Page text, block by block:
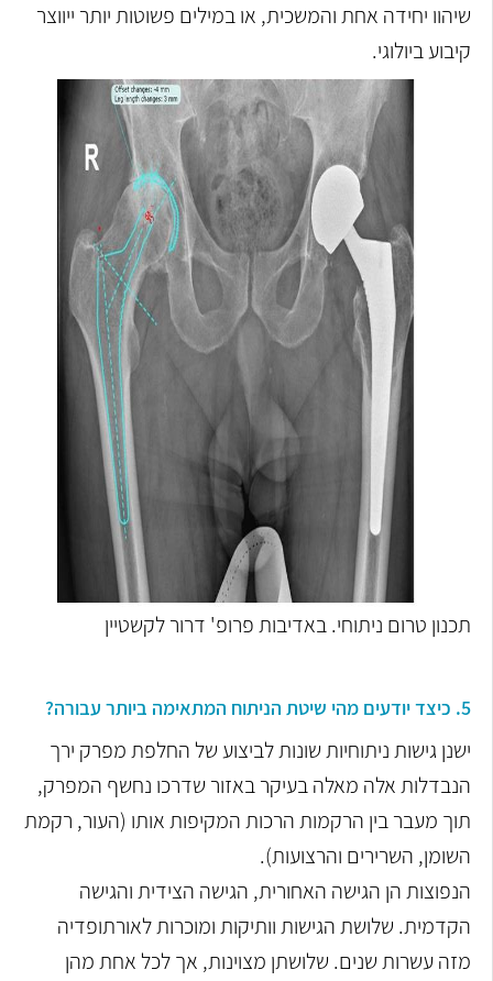
שיהוו יחידה אחת והמשכית, או במילים פשוטות יותר ייווצר
קיבוע ביולוגי.
תכנון טרום ניתוחי. באדיבות פרופ' דרור לקשטיין
​​​​​​​5. כיצד יודעים מהי שיטת הניתוח המתאימה ביותר עבורה?
ישנן גישות ניתוחיות שונות לביצוע של החלפת מפרק ירך
הנבדלות אלה מאלה בעיקר באזור שדרכו נחשף המפרק,
תוך מעבר בין הרקמות הרכות המקיפות אותו (העור, רקמת
השומן, השרירים והרצועות).
הנפוצות הן הגישה האחורית, הגישה הצידית והגישה
הקדמית. שלושת הגישות וותיקות ומוכרות לאורתופדיה
מזה עשרות שנים. שלושתן מצוינות, אך לכל אחת מהן